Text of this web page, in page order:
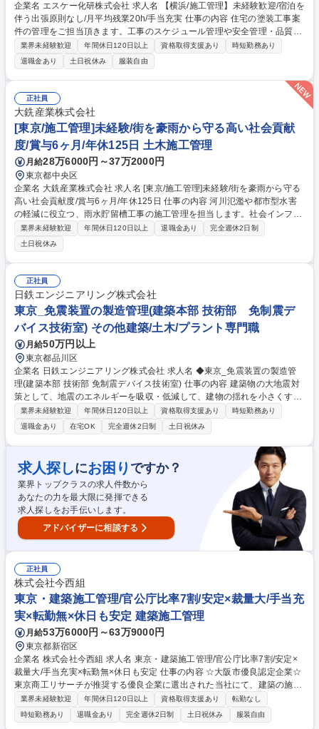
企業名 エスケー化研株式会社 求人名 【横浜/施工管理】未経験歓迎/宿泊を
伴う出張原則なし/月平均残業20h/手当充実 仕事の内容 住宅の塗装工事案
件の管理をご担当頂きます。工事のスケジュール管理や安全管理・品質管
理、職人との連携などを行います。月平均残業は20時間程度、宿泊を伴う
出張も原則なく、働きやすい環境を整備しています。 【具体的な働き方】
1日に複数の現場を回り、工事に関する管理をしていただきます。現場で
工事工程の写真を撮影し、専用システムを用い営業所へ送信します。工事
に関わる事務作業は内勤の事務社員がサポートしているため、効率的に仕
事を進められます。担当エリア内での仕事が基本となるため、宿泊を伴う
出張は原則ございません。 【強み】一般住宅のリフォーム案件を中心に安
定的な需要があります。 募集職種 【横浜/施工管理】未経験歓迎/宿泊を伴
う出張原則なし/月平均残業20h/手当充実
業界未経験歓迎 年間休日120日以上 資格取得支援あり
時短勤務あり
退職金あり
土日祝休み 服装自由
正社員
大銑産業株式会社
[東京/施工管理]未経験/街を豪雨から守る高い社会貢献
度/賞与6ヶ月/年休125日 土木施工管理
月給28万6000円～37万2000円
東京都中央区
企業名 大銑産業株式会社 求人名 [東京/施工管理]未経験/街を豪雨から守る
高い社会貢献度/賞与6ヶ月/年休125日 仕事の内容 河川氾濫や都市型水害
の軽減に役立つ、雨水貯留槽工事の施工管理を担当します。社会インフラ
を支え、街を水害から守るやりがいのある仕事です。未経験の方も、研修
や先輩社員のサポートにより着実に成長できます。 【具体的な仕事内容】
プラスチック貯留槽工事における工程・品質・原価管理、現場の職人さん
や協力会社との打合せ、報告書作成を担当。屋外現場で周囲と明るく連携
し街を水害から守ります！手厚い育成のもと一生モノの技術が確実に身に
つきます。 ■入社後の成長イメージ ・1年目：マニュアルと丁寧なOJTで
基礎を習得し戦力化！ ・2年～3年目：一人前の施工管理として現場を担
当◎ 募集職種 [東京/施工管理]未経験/街を豪雨から守る高い社会貢献度/賞
与6ヶ月/年休125日
業界未経験歓迎 年間休日120日以上 退職金あり
完全週休2日制
土日祝休み
正社員
日鉄エンジニアリング株式会社
東京_免震装置の製造管理(建築本部 技術部 免制震デ
バイス技術室) その他建築/土木/プラント専門職
月給50万円以上
東京都品川区
企業名 日鉄エンジニアリング株式会社 求人名 ◆東京_免震装置の製造管
理(建築本部 技術部 免制震デバイス技術室) 仕事の内容 建築物の大地震対
策として、地震のエネルギーを吸収・低減して、建物の揺れを小さくする
仕組み使用される免制震デバイス製品(建物と地盤の間や構造内に設置す
る装置)の工務業務をご担当いただきます。 ・客先（ゼネコン）との調整
業務（詳細寸法・仕様、検査、納期） ・加工委託工場の管理（品質、コス
ト、納期） ・業務のデジタル化推進 ※建物の改変を伴う業務は含みませ
ん。 募集職種 ◆東京_免震装置の製造管理(建築本部 技術部 免制震デバイ
ス技術室)
業界未経験歓迎 年間休日120日以上 資格取得支援あり
時短勤務あり
退職金あり
在宅OK 完全週休2日制 土日祝休み
求人探しにお困り ですか？
業界トップクラスの求人件数から
あなたの力を最大限に発揮できる
求人探しをお手伝いします。
アドバイザーに相談する
正社員
株式会社今西組
東京・建築施工管理/官公庁比率7割/安定×裁量大/手当充
実×転勤無×休日も安定 建築施工管理
月給53万6000円～63万9000円
東京都新宿区
企業名 株式会社今西組 求人名 東京・建築施工管理/官公庁比率7割/安定×
裁量大/手当充実×転勤無×休日も安定 仕事の内容 ☆大阪市優良認定企業☆
東京商工リサーチが推奨する優良企業に選出された当社にて、建築の施工
管理業務をご担当いただきます。やりがい×働き方改革を推進していま
す。職務補足： ■構造、工事種別：鉄筋コンクリート造または鉄骨造、新
築・増築・改修など工事全般 ■用途：主に学校・施設系※高齢者向け介
業界未経験歓迎 年間休日120日以上 資格取得支援あり
転勤なし
時短勤務あり
退職金あり 完全週休2日制 土日祝休み 服装自由